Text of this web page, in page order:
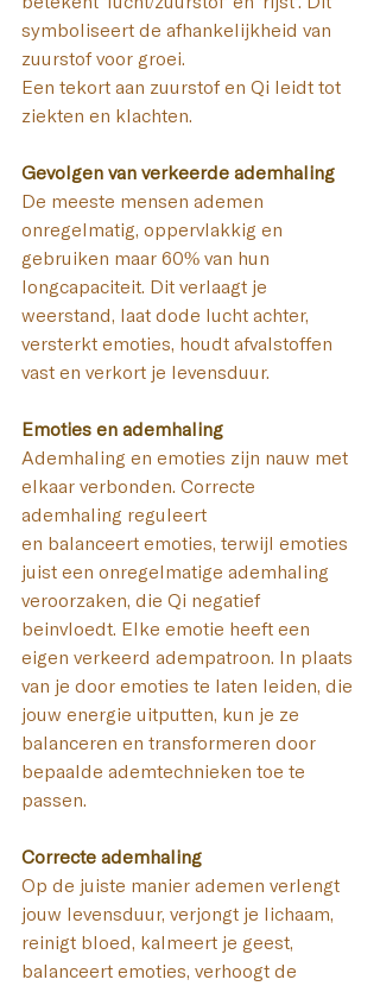
symboliseert de afhankelijkheid van
zuurstof voor groei.
Een tekort aan zuurstof en Qi leidt tot
ziekten en klachten.
Gevolgen van verkeerde ademhaling
De meeste mensen ademen
onregelmatig, oppervlakkig en
gebruiken maar 60% van hun
longcapaciteit. Dit verlaagt je
weerstand, laat dode lucht achter,
versterkt emoties, houdt afvalstoffen
vast en verkort je levensduur.
Emoties en ademhaling
Ademhaling en emoties zijn nauw met
elkaar verbonden. Correcte
ademhaling reguleert
en balanceert emoties, terwijl emoties
juist een onregelmatige ademhaling
veroorzaken, die Qi negatief
beïnvloedt. Elke emotie heeft een
eigen verkeerd adempatroon. In plaats
van je door emoties te laten leiden, die
jouw energie uitputten, kun je ze
balanceren en transformeren door
bepaalde ademtechnieken toe te
passen.
Correcte ademhaling
Op de juiste manier ademen verlengt
jouw levensduur, verjongt je lichaam,
reinigt bloed, kalmeert je geest,
balanceert emoties, verhoogt de